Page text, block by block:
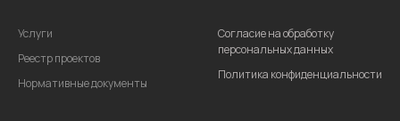
Услуги
Реестр проектов
Нормативные документы
Cогласие на обработку
персональных данных
Политика конфиденциальности